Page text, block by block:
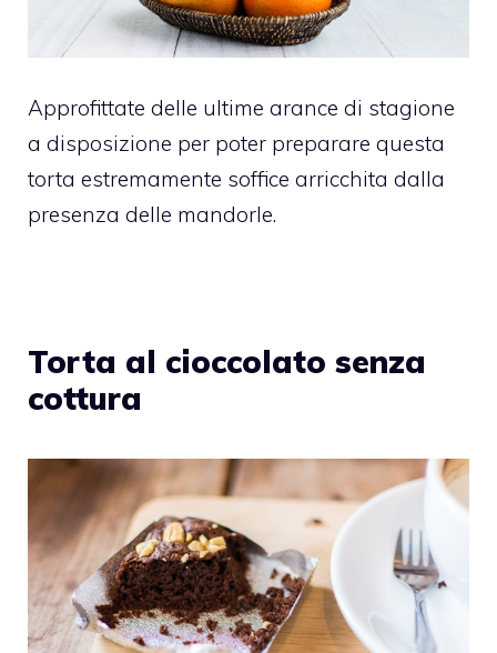
Approfittate delle ultime arance di stagione
a disposizione per poter preparare questa
torta estremamente soffice arricchita dalla
presenza delle mandorle.
Torta al cioccolato senza
cottura